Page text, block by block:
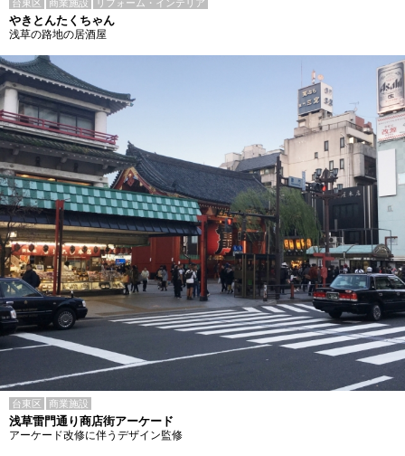
台東区 商業施設 リフォーム・インテリア
やきとんたくちゃん
浅草の路地の居酒屋
台東区 商業施設
浅草雷門通り商店街アーケード
アーケード改修に伴うデザイン監修